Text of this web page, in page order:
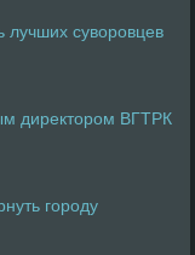
суворовцев
директором ВГТРК
городу